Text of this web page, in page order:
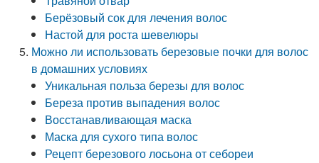
Берёзовый сок для лечения волос
Настой для роста шевелюры
Можно ли использовать березовые почки для волос
в домашних условиях
Уникальная польза березы для волос
Береза против выпадения волос
Восстанавливающая маска
Маска для сухого типа волос
Рецепт березового лосьона от себореи